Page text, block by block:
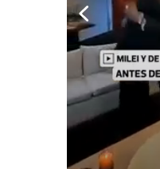
gestion.pe
Privacidad